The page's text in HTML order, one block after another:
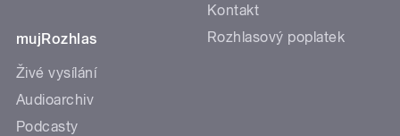
mujRozhlas
Živé vysílání
Audioarchiv
Podcasty
Kontakt
Rozhlasový poplatek